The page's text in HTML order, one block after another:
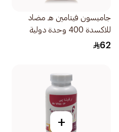
جاميسون فيتامين هـ مضاد
للاكسدة 400 وحدة دولية
30اقراص
62
+